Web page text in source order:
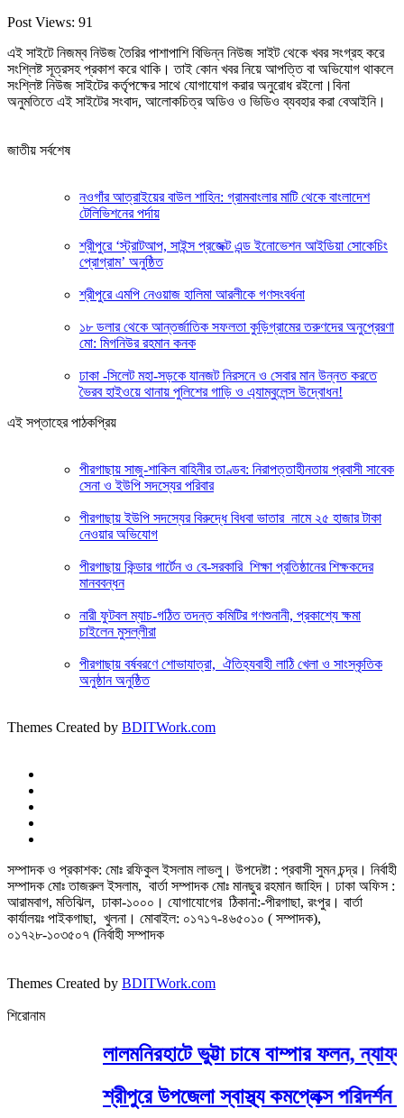
Post Views: 91
এই সাইটে নিজম্ব নিউজ তৈরির পাশাপাশি বিভিন্ন নিউজ সাইট থেকে খবর সংগ্রহ করে
সংশ্লিষ্ট সূত্রসহ প্রকাশ করে থাকি। তাই কোন খবর নিয়ে আপত্তি বা অভিযোগ থাকলে
সংশ্লিষ্ট নিউজ সাইটের কর্তৃপক্ষের সাথে যোগাযোগ করার অনুরোধ রইলো।বিনা
অনুমতিতে এই সাইটের সংবাদ, আলোকচিত্র অডিও ও ভিডিও ব্যবহার করা বেআইনি।
জাতীয় সর্বশেষ
নওগাঁর আত্রাইয়ের বাউল শাহিন: গ্রামবাংলার মাটি থেকে বাংলাদেশ
টেলিভিশনের পর্দায়
শ্রীপুরে ‘স্ট্রাটআপ, সাইন্স প্রজেক্ট এন্ড ইনোভেশন আইডিয়া সোকেচিং
প্রোগ্রাম’ অনুষ্ঠিত
শ্রীপুরে এমপি নেওয়াজ হালিমা আরলীকে গণসংবর্ধনা
১৮ ডলার থেকে আন্তর্জাতিক সফলতা কুড়িগ্রামের তরুণদের অনুপ্রেরণা
মো: মিগনিউর রহমান কনক
ঢাকা -সিলেট মহা-সড়কে যানজট নিরসনে ও সেবার মান উন্নত করতে
ভৈরব হাইওয়ে থানায় পুলিশের গাড়ি ও এ্যাম্বুলেন্স উদ্বোধন!
এই সপ্তাহের পাঠকপ্রিয়
পীরগাছায় সাজু-শাকিল বাহিনীর তাণ্ডব: নিরাপত্তাহীনতায় প্রবাসী সাবেক
সেনা ও ইউপি সদস্যের পরিবার
পীরগাছায় ইউপি সদস্যের বিরুদ্ধে বিধবা ভাতার নামে ২৫ হাজার টাকা
নেওয়ার অভিযোগ
পীরগাছায় কিন্ডার গার্টেন ও বে-সরকারি শিক্ষা প্রতিষ্ঠানের শিক্ষকদের
মানববন্ধন
নারী ফুটবল ম্যাচ-গঠিত তদন্ত কমিটির গণশুনানী, প্রকাশ্যে ক্ষমা
চাইলেন মুসল্লীরা
পীরগাছায় বর্ষবরণে শোভাযাত্রা, ঐতিহ্যবাহী লাঠি খেলা ও সাংস্কৃতিক
অনুষ্ঠান অনুষ্ঠিত
Themes Created by BDITWork.com
সম্পাদক ও প্রকাশক: মোঃ রফিকুল ইসলাম লাভলু। উপদেষ্টা : প্রবাসী সুমন চন্দ্র। নির্বাহী
সম্পাদক মোঃ তাজরুল‌‌ ইসলাম, বার্তা সম্পাদক মোঃ মানছুর রহমান জাহিদ। ঢাকা অফিস :
আরামবাগ, মতিঝিল, ঢাকা-১০০০। যোগাযোগের ঠিকানা:-পীরগাছা‌, রংপুর। বার্তা
কার্যালয়ঃ পাইকগাছা, খুলনা। মোবাইল: ০১৭১৭-৪৬৫০১০ ( সম্পাদক),
০১৭২৮-১০৩৫০৭ (নির্বাহী সম্পাদক
Themes Created by BDITWork.com
শিরোনাম
লালমনিরহাটে ভুট্টা চাষে বাম্পার ফলন,
শ্রীপুরে উপজেলা স্বাস্থ্য কমপ্লেক্স পরিদর্শন